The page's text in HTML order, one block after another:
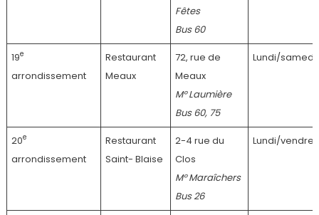
Fêtes
Bus 60
19e
arrondissement
Restaurant
Meaux
72, rue de
Meaux
M° Laumière
Bus 60, 75
Lundi/samedi
20e
arrondissement
Restaurant
Saint- Blaise
2-4 rue du
Clos
M° Maraîchers
Bus 26
Lundi/